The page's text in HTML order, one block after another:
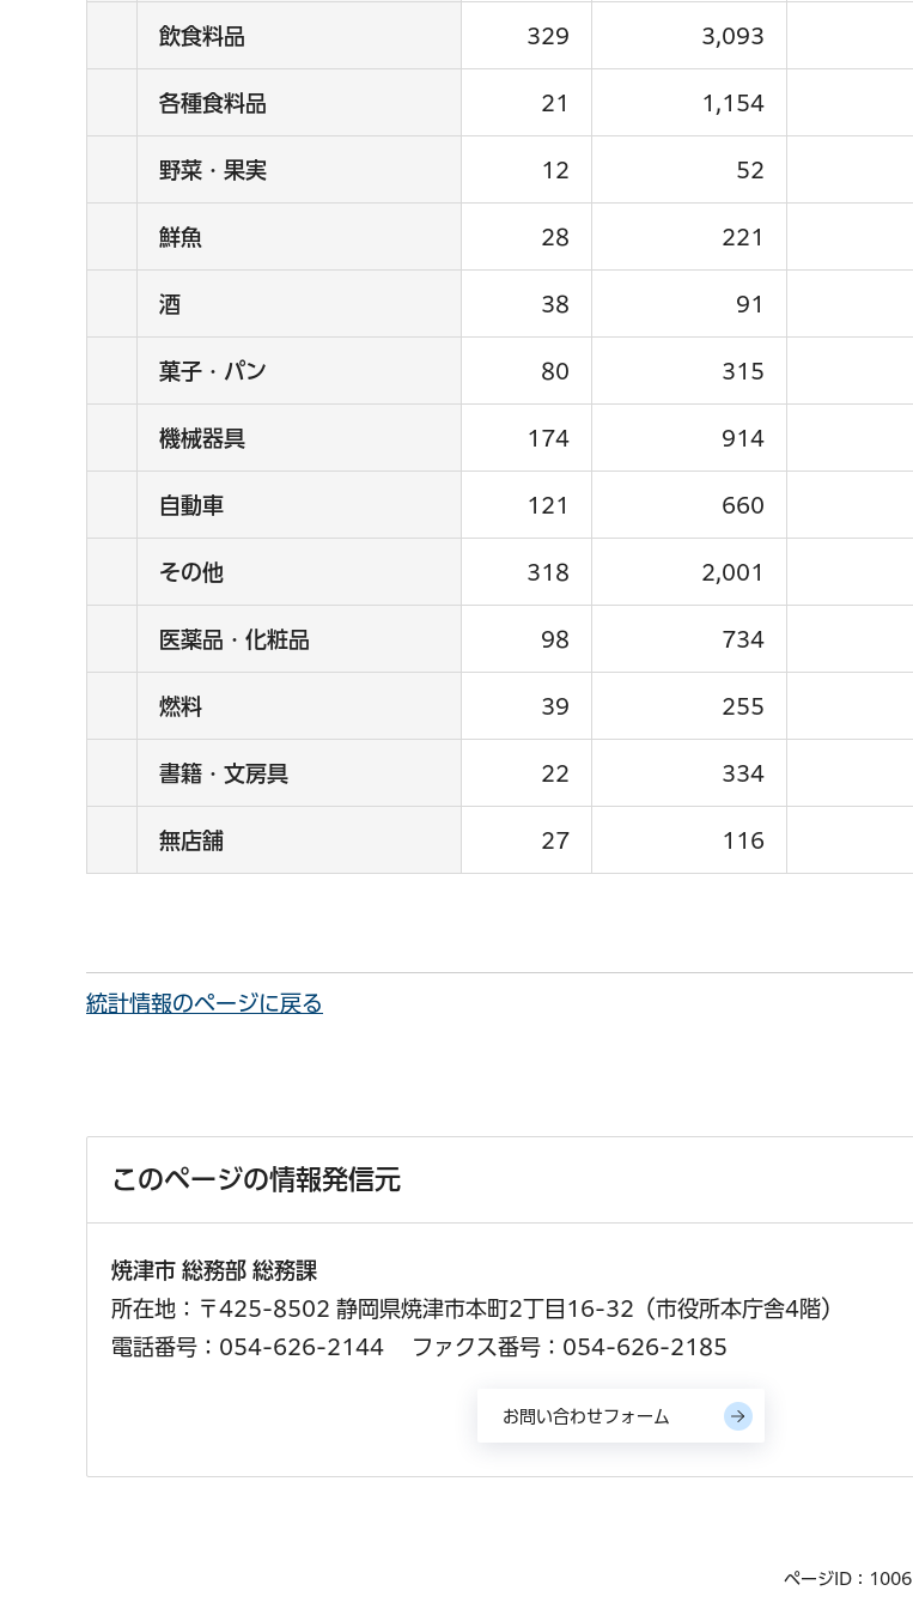
飲食料品 329 3,093
各種食料品 21 1,154
野菜・果実 12 52
鮮魚 28 221
酒 38 91
菓子・パン 80 315
機械器具 174 914
自動車 121 660
その他 318 2,001
医薬品・化粧品 98 734
燃料 39 255
書籍・文房具 22 334
無店舗 27 116
統計情報のページに戻る
このページの情報発信元
焼津市 総務部 総務課
所在地：〒425-8502 静岡県焼津市本町2丁目16-32（市役所本庁舎4階）
電話番号：054-626-2144
ファクス番号：054-626-2185
ページID：1006